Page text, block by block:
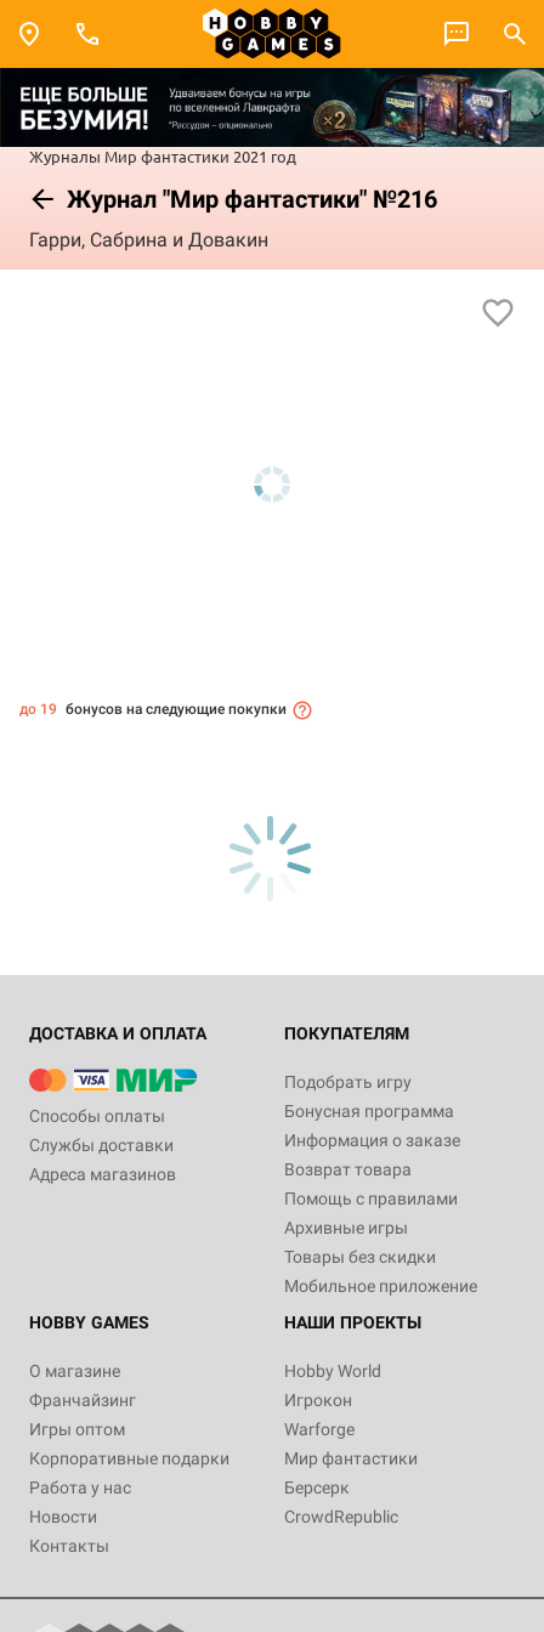
Журналы Мир фантастики 2021 год
Журнал "Мир фантастики" №216
Гарри, Сабрина и Довакин
до 19 бонусов на следующие покупки
ДОСТАВКА И ОПЛАТА
Способы оплаты
Службы доставки
Адреса магазинов
ПОКУПАТЕЛЯМ
Подобрать игру
Бонусная программа
Информация о заказе
Возврат товара
Помощь с правилами
Архивные игры
Товары без скидки
Мобильное приложение
HOBBY GAMES
О магазине
Франчайзинг
Игры оптом
Корпоративные подарки
Работа у нас
Новости
Контакты
НАШИ ПРОЕКТЫ
Hobby World
Игрокон
Warforge
Мир фантастики
Берсерк
CrowdRepublic